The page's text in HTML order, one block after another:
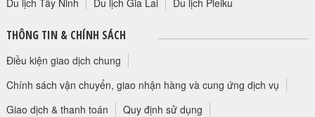
Du lịch Tây Ninh
Du lịch Gia Lai Du lịch Pleiku
THÔNG TIN & CHÍNH SÁCH
Điều kiện giao dịch chung
Chính sách vận chuyển, giao nhận hàng và cung ứng dịch vụ
Giao dịch & thanh toán
Quy định sử dụng